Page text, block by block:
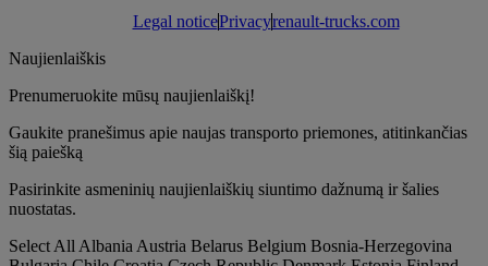
Legal noticePrivacyrenault-trucks.com
Naujienlaiškis
Prenumeruokite mūsų naujienlaiškį!
Gaukite pranešimus apie naujas transporto priemones, atitinkančias
šią paiešką
Pasirinkite asmeninių naujienlaiškių siuntimo dažnumą ir šalies
nuostatas.
Select All Albania Austria Belarus Belgium Bosnia-Herzegovina